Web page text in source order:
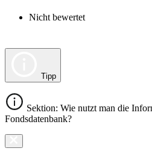
Nicht bewertet
Tipp
Sektion: Wie nutzt man die
Fondsdatenbank?